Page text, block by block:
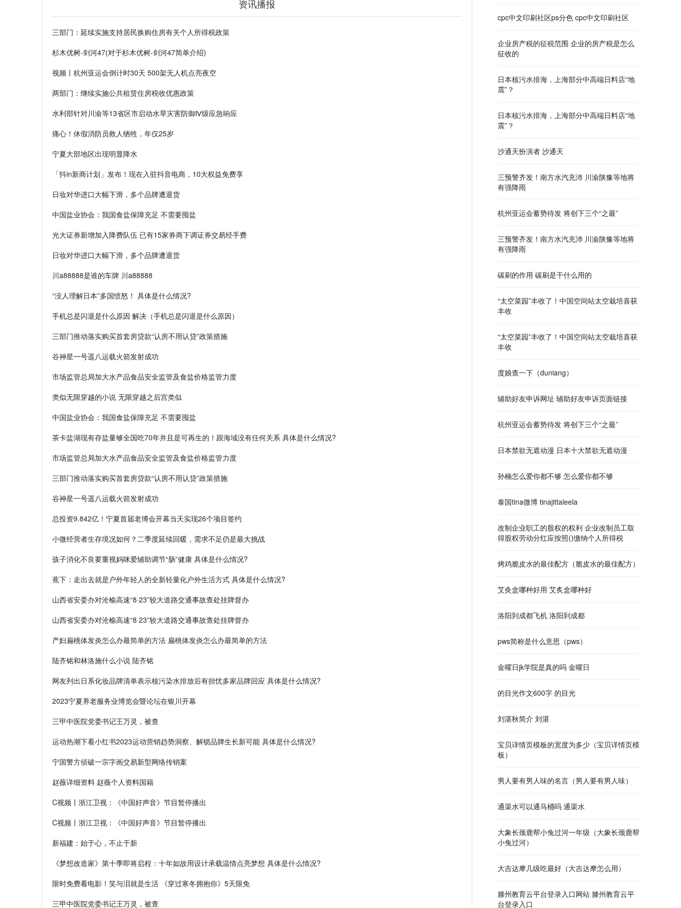
资讯播报
三部门：延续实施支持居民换购住房有关个人所得税政策
杉木优树-剑河47(对于杉木优树-剑河47简单介绍)
视频丨杭州亚运会倒计时30天 500架无人机点亮夜空
两部门：继续实施公共租赁住房税收优惠政策
水利部针对川渝等13省区市启动水旱灾害防御Ⅳ级应急响应
痛心！休假消防员救人牺牲，年仅25岁
宁夏大部地区出现明显降水
「抖in新商计划」发布！现在入驻抖音电商，10大权益免费享
日妆对华进口大幅下滑，多个品牌遭退货
中国盐业协会：我国食盐保障充足 不需要囤盐
光大证券新增加入降费队伍 已有15家券商下调证券交易经手费
日妆对华进口大幅下滑，多个品牌遭退货
川a88888是谁的车牌 川a88888
“没人理解日本”多国愤怒！ 具体是什么情况?
手机总是闪退是什么原因 解决（手机总是闪退是什么原因）
三部门推动落实购买首套房贷款“认房不用认贷”政策措施
谷神星一号遥八运载火箭发射成功
市场监管总局加大水产品食品安全监管及食盐价格监管力度
类似无限穿越的小说 无限穿越之后宫类似
中国盐业协会：我国食盐保障充足 不需要囤盐
茶卡盐湖现有存盐量够全国吃70年并且是可再生的！跟海域没有任何关系 具体是什么情况?
市场监管总局加大水产品食品安全监管及食盐价格监管力度
三部门推动落实购买首套房贷款“认房不用认贷”政策措施
谷神星一号遥八运载火箭发射成功
总投资9.842亿！宁夏首届老博会开幕当天实现26个项目签约
小微经营者生存境况如何？二季度延续回暖，需求不足仍是最大挑战
孩子消化不良要重视妈咪爱辅助调节“肠”健康 具体是什么情况?
蕉下：走出去就是户外年轻人的全新轻量化户外生活方式 具体是什么情况?
山西省安委办对沧榆高速“8·23”较大道路交通事故查处挂牌督办
山西省安委办对沧榆高速“8·23”较大道路交通事故查处挂牌督办
产妇扁桃体发炎怎么办最简单的方法 扁桃体发炎怎么办最简单的方法
陆齐铭和林洛施什么小说 陆齐铭
网友列出日系化妆品牌清单表示核污染水排放后有担忧多家品牌回应 具体是什么情况?
2023宁夏养老服务业博览会暨论坛在银川开幕
三甲中医院党委书记王万灵，被查
运动热潮下看小红书2023运动营销趋势洞察、解锁品牌生长新可能 具体是什么情况?
宁国警方侦破一宗字画交易新型网络传销案
赵薇详细资料 赵薇个人资料国籍
C视频丨浙江卫视：《中国好声音》节目暂停播出
C视频丨浙江卫视：《中国好声音》节目暂停播出
新福建：始于心，不止于新
《梦想改造家》第十季即将启程：十年如故用设计承载温情点亮梦想 具体是什么情况?
限时免费看电影！笑与泪就是生活 《穿过寒冬拥抱你》5天限免
三甲中医院党委书记王万灵，被查
cpc中文印刷社区ps分色 cpc中文印刷社区
企业房产税的征税范围 企业的房产税是怎么
征收的
日本核污水排海，上海部分中高端日料店“地
震”？
日本核污水排海，上海部分中高端日料店“地
震”？
沙通天扮演者 沙通天
三预警齐发！南方水汽充沛 川渝陕豫等地将
有强降雨
杭州亚运会蓄势待发 将创下三个“之最”
三预警齐发！南方水汽充沛 川渝陕豫等地将
有强降雨
碳刷的作用 碳刷是干什么用的
“太空菜园”丰收了！中国空间站太空栽培喜获
丰收
“太空菜园”丰收了！中国空间站太空栽培喜获
丰收
度娘查一下（duniang）
辅助好友申诉网址 辅助好友申诉页面链接
杭州亚运会蓄势待发 将创下三个“之最”
日本禁欲无遮动漫 日本十大禁欲无遮动漫
孙楠怎么爱你都不够 怎么爱你都不够
泰国tina微博 tinajittaleela
改制企业职工的股权的权利 企业改制员工取
得股权劳动分红应按照()缴纳个人所得税
烤鸡脆皮水的最佳配方（脆皮水的最佳配方）
艾灸盒哪种好用 艾炙盒哪种好
洛阳到成都飞机 洛阳到成都
pws简称是什么意思（pws）
金曜日jk学院是真的吗 金曜日
的目光作文600字 的目光
刘湛秋简介 刘湛
宝贝详情页模板的宽度为多少（宝贝详情页模
板）
男人要有男人味的名言（男人要有男人味）
通渠水可以通马桶吗 通渠水
大象长颈鹿帮小兔过河一年级（大象长颈鹿帮
小兔过河）
大吉达摩几级吃最好（大吉达摩怎么用）
滕州教育云平台登录入口网站 滕州教育云平
台登录入口